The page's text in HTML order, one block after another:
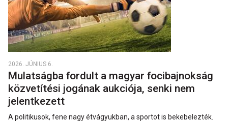
2026. JÚNIUS 6.
Mulatságba fordult a magyar focibajnokság
közvetítési jogának aukciója, senki nem
jelentkezett
A politikusok, fene nagy étvágyukban, a sportot is bekebelezték.